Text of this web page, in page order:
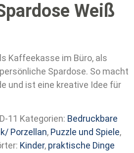
Weiß
Kaffeekasse im Büro, als
Spardose. So macht
und ist eine kreative Idee für
11 Kategorien: Bedruckbare
Porzellan, Puzzle und Spiele,
Kinder, praktische Dinge